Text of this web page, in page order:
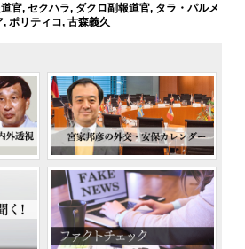
官, セクハラ, ダクロ副報道官, タラ・パルメ
, ポリティコ,古森義久